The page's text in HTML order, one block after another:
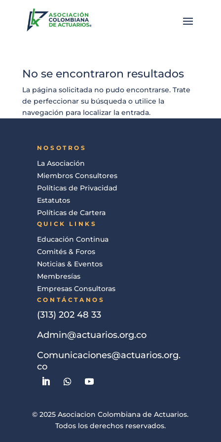
No se encontraron resultados
La página solicitada no pudo encontrarse. Trate
de perfeccionar su búsqueda o utilice la
navegación para localizar la entrada.
NOSOTROS
La Asociación
Miembros Consultores
Políticas de Privacidad
Estatutos
Políticas de Cartera
QUICK LINKS
Educación Continua
Comités & Foros
Noticias & Eventos
Membresías
Empresas Consultoras
CONTÁCTANOS
(313) 202 48 33
Admin@actuarios.org.co
Comunicaciones@actuarios.org.
co
© 2025 Asociacion Colombiana de Actuarios.
Todos los derechos reservados.